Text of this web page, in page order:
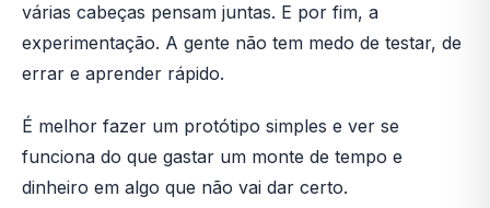
várias cabeças pensam juntas. E por fim, a
experimentação. A gente não tem medo de testar, de
errar e aprender rápido.
É melhor fazer um protótipo simples e ver se
funciona do que gastar um monte de tempo e
dinheiro em algo que não vai dar certo.